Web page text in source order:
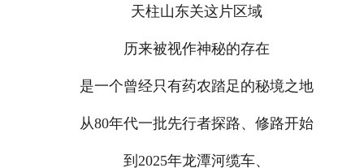
天柱山东关这片区域
历来被视作神秘的存在
是一个曾经只有药农踏足的秘境之地
从80年代一批先行者探路、修路开始
到2025年龙潭河缆车、